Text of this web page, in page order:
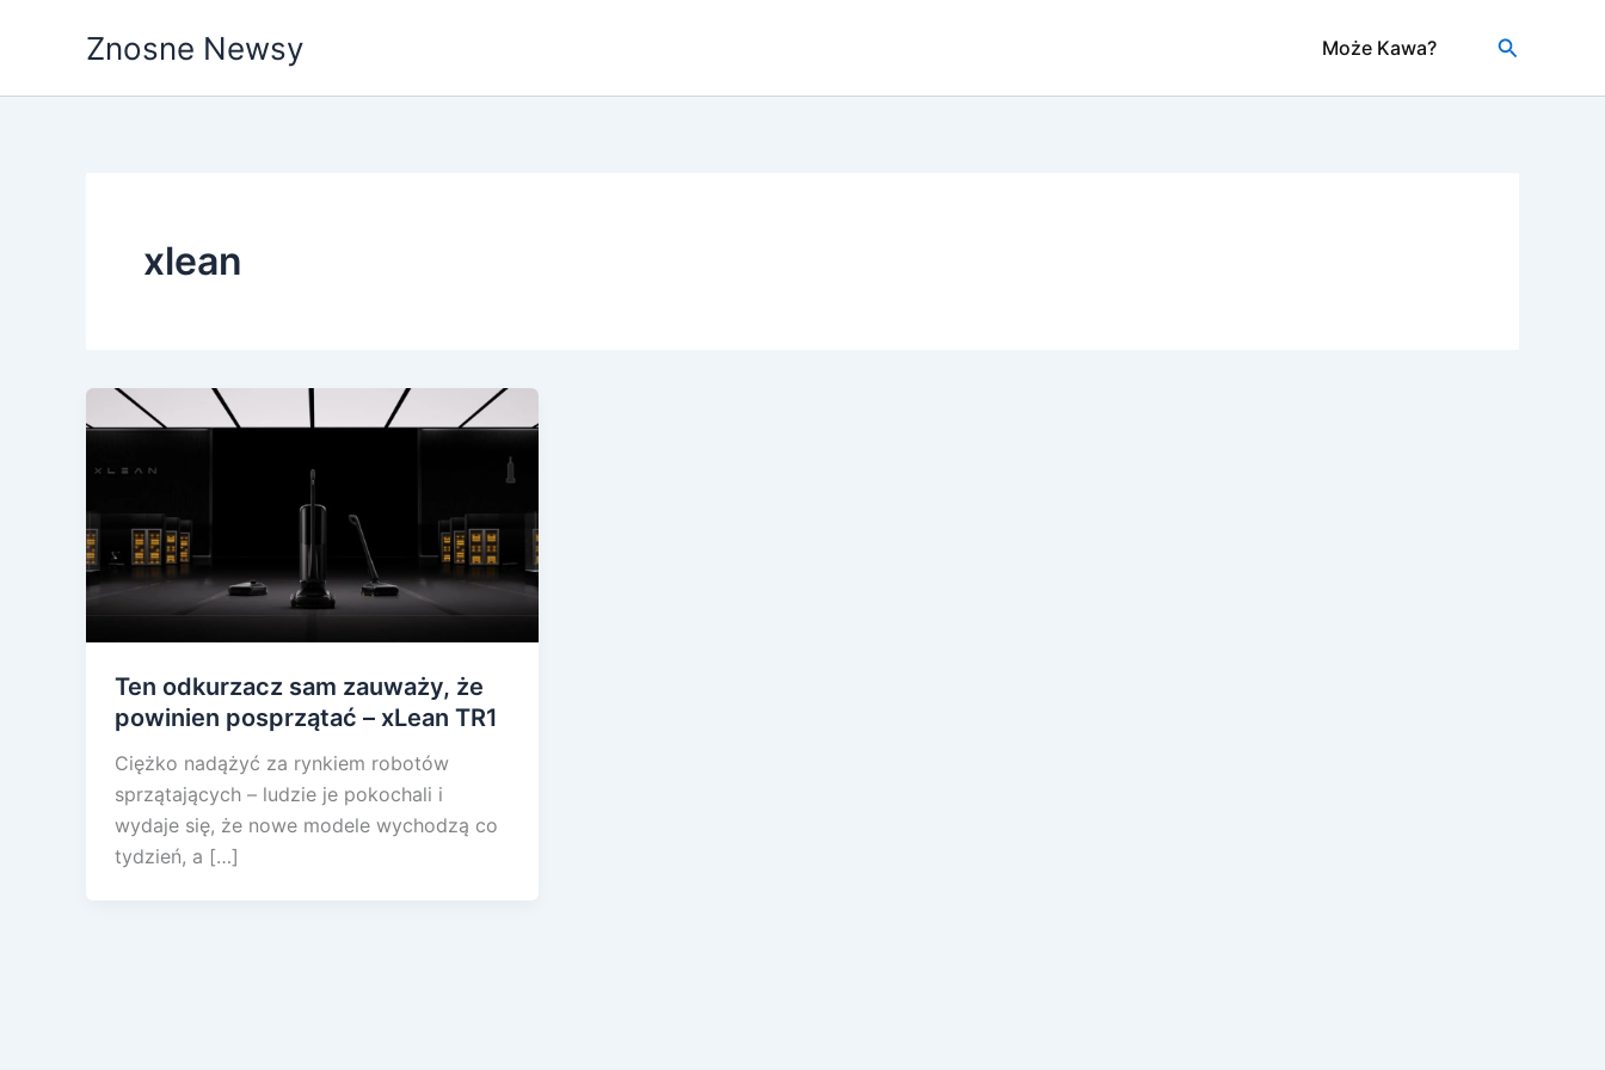
Znosne Newsy Może Kawa? Szukaj
xlean
Ten odkurzacz sam zauważy, że
powinien posprzątać – xLean TR1
Ciężko nadążyć za rynkiem robotów
sprzątających – ludzie je pokochali i
wydaje się, że nowe modele wychodzą co
tydzień, a […]